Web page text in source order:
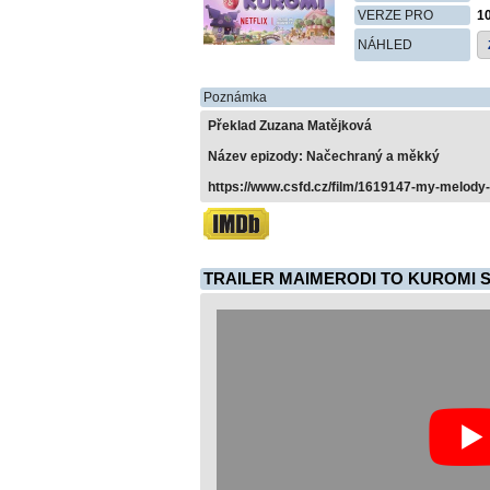
VERZE PRO
NÁHLED
Poznámka
Překlad Zuzana Matějková
Název epizody: Načechraný a měkký
https://www.csfd.cz/film/1619147-my-
TRAILER MAIMERODI TO KUROMI